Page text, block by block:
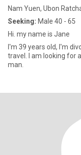
Nam Yuen, Ubon
Seeking: Male 40 - 65
Hi. my name is Jane
I'm 39 years old, I'm
travel. I am looking for
man.